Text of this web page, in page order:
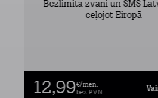
Bezlimita zvani un SMS
ceļojot Eiropā
12,99€/mēn.
bez PVN